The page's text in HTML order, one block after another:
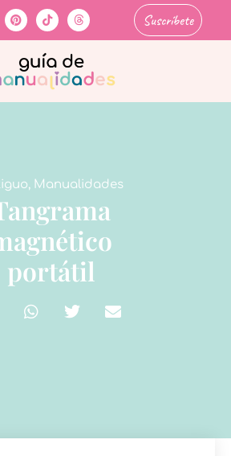
Suscríbete
, Manualidades
portátil